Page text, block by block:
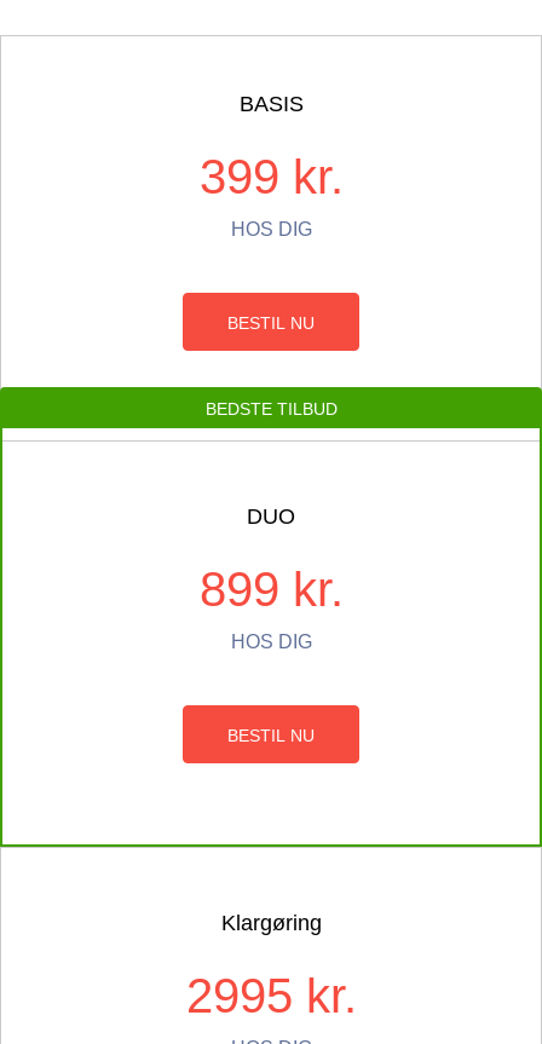
BASIS
399 kr.
HOS DIG
BESTIL NU
BEDSTE TILBUD
DUO
899 kr.
HOS DIG
BESTIL NU
Klargøring
2995 kr.